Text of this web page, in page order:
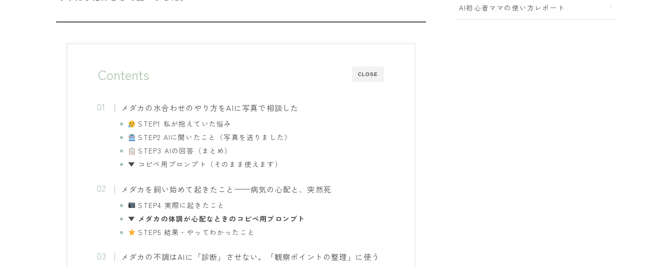
CLOSE
Contents
メダカの水合わせのやり方をAIに写真で相談した
STEP1 私が抱えていた悩み
STEP2 AIに聞いたこと（写真を送りました）
STEP3 AIの回答（まとめ）
▼ コピペ用プロンプト（そのまま使えます）
メダカを飼い始めて起きたこと——病気の心配と、突然死
STEP4 実際に起きたこと
▼ メダカの体調が心配なときのコピペ用プロンプト
STEP5 結果・やってわかったこと
メダカの不調はAIに「診断」させない。「観察ポイントの整理」に使う
AI初心者ママの使い方レポート